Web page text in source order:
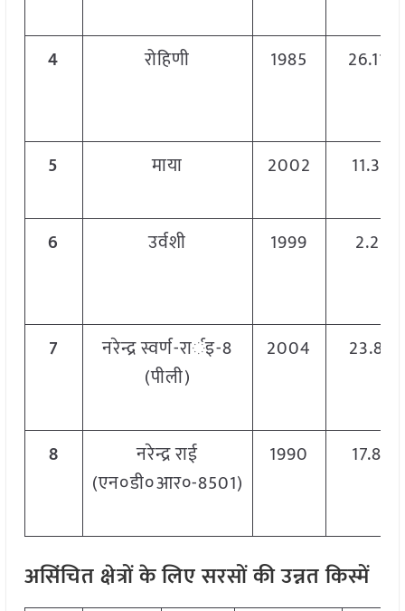
4 रोहिणी 1985
5 माया 2002
6 उर्वशी 1999 2.2.01
7
नरेन्द्र स्वर्ण-रार्इ-8
(पीली)
2004
8
नरेन्द्र राई
(एन०डी०आर०-8501)
1990
असिंचित क्षेत्रों के लिए सरसों की उन्नत किस्में